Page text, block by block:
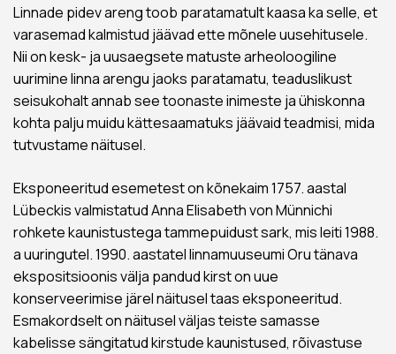
Linnade pidev areng toob paratamatult kaasa ka selle, et
varasemad kalmistud jäävad ette mõnele uusehitusele.
Nii on kesk- ja uusaegsete matuste arheoloogiline
uurimine linna arengu jaoks paratamatu, teaduslikust
seisukohalt annab see toonaste inimeste ja ühiskonna
kohta palju muidu kättesaamatuks jäävaid teadmisi, mida
tutvustame näitusel.
Eksponeeritud esemetest on kõnekaim 1757. aastal
Lübeckis valmistatud Anna Elisabeth von Münnichi
rohkete kaunistustega tammepuidust sark, mis leiti 1988.
a uuringutel. 1990. aastatel linnamuuseumi Oru tänava
ekspositsioonis välja pandud kirst on uue
konserveerimise järel näitusel taas eksponeeritud.
Esmakordselt on näitusel väljas teiste samasse
kabelisse sängitatud kirstude kaunistused, rõivastuse